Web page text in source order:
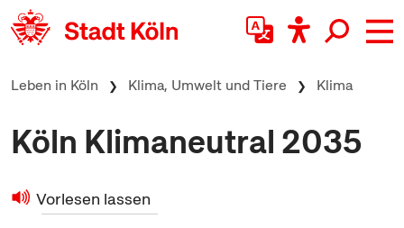
zum Inhalt springen
Leben in Köln Klima, Umwelt und Tiere Klima
Köln Klimaneutral 2035
Vorlesen lassen